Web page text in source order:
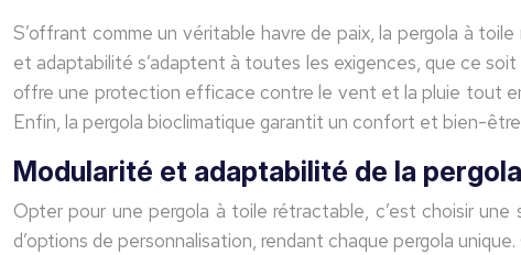
S’offrant comme un véritable havre de paix, la pergola à
et adaptabilité s’adaptent à toutes les exigences, que ce
offre une protection efficace contre le vent et la pluie tout
Enfin, la pergola bioclimatique garantit un confort et bien-
Modularité et adaptabilité de la
Opter pour une pergola à toile rétractable, c’est choisir
d’options de personnalisation, rendant chaque pergola